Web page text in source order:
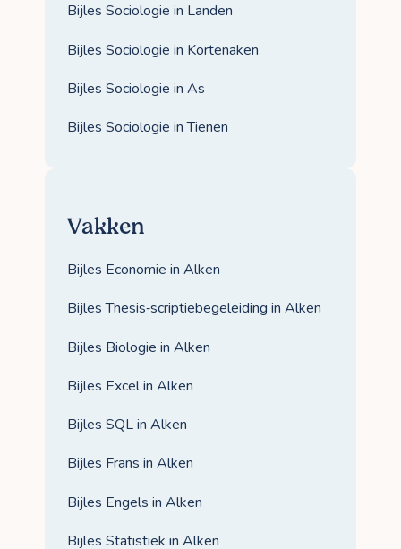
Bijles Sociologie in Landen
Bijles Sociologie in Kortenaken
Bijles Sociologie in As
Bijles Sociologie in Tienen
Vakken
Bijles Economie in Alken
Bijles Thesis‑scriptiebegeleiding in Alken
Bijles Biologie in Alken
Bijles Excel in Alken
Bijles SQL in Alken
Bijles Frans in Alken
Bijles Engels in Alken
Bijles Statistiek in Alken